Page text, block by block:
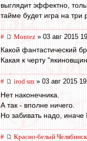
выглядит эффектно,
тайме будет игра на три
# Montez » 03 авг 2015
Какой фантастический
Какая к черту
# irod sm » 03 авг 2015
Нет наконечника.
А так - вполне ничего.
Но забивать надо, иначе
# Красно-белый Челябинск